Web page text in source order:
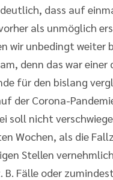
dass auf
als unmöglich
wir unbedingt weiter
denn das war einer
für den bislang
der Corona-
soll nicht
Wochen, als die
Stellen
B. Fälle oder